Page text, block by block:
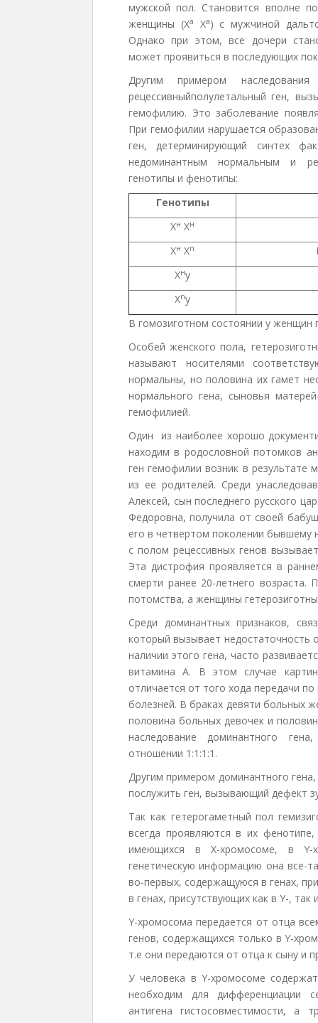
мужской пол. Становится вполне
женщины (Ха Ха) с мужчиной
Однако при этом, все дочери
может проявиться в последующих
Другим примером
рецессивныйполулетальный ген,
гемофилию. Это заболевание
При гемофилии нарушается
ген, детерминирующий синтех
недоминантным нормальным и
генотипы и фенотипы:
Генотипы
Хн Хн
Хн Хn
Хнy
Хny
В гомозиготном состоянии у женщин
Особей женского пола,
называют носителями
нормальны, но половина их гамет
нормального гена, сыновья
гемофилией.
Один из наиболее хорошо
находим в родословной потомков
ген гемофилии возник в
из ее родителей. Среди
Алексей, сын последнего русского
Федоровна, получила от своей
его в четвертом поколении бывшему
с полом рецессивных генов
Эта дистрофия проявляется в
смерти ранее 20-летнего
потомства, а женщины
Среди доминантных признаков,
который вызывает недостаточность
наличии этого гена, часто
витамина А. В этом случае
отличается от того хода передачи
болезней. В браках девяти больных
половина больных девочек и
наследование доминантного
отношении 1:1:1:1.
Другим примером доминантного
послужить ген, вызывающий дефект
Так как гетерогаметный пол
всегда проявляются в их
имеющихся в Х-хромосоме, в Y-
генетическую информацию она все-
во-первых, содержащуюся в генах,
в генах, присутствующих как в Y-,
Y-хромосома передается от отца
генов, содержащихся только в Y-
т.е они передаются от отца к сыну и
У человека в Y-хромосоме
необходим для дифференциации
антигена гистосовместимости, а